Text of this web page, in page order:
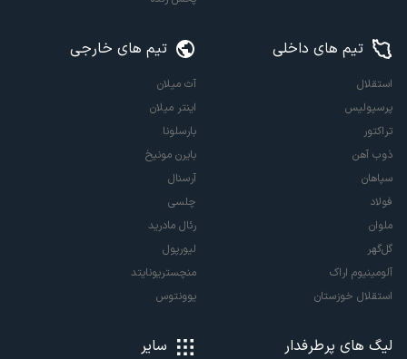
تیم های داخلی
استقلال
پرسپولیس
تراکتور
ذوب آهن
سپاهان
فولاد
ملوان
گل‌گهر
آلومینیوم اراک
استقلال خوزستان
تیم های خارجی
آث میلان
اینتر میلان
بارسلونا
بایرن مونیخ
آرسنال
چلسی
رئال مادرید
لیورپول
منچستریونایتد
یوونتوس
لیگ های پرطرفدار سایر